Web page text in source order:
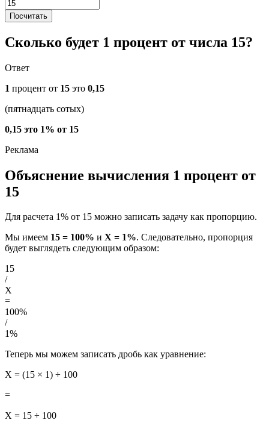
Посчитать
Сколько будет 1 процент от числа 15?
Ответ
1 процент от 15 это 0,15
(пятнадцать сотых)
0,15 это 1% от 15
Объяснение вычисления 1 процент от
15
Для расчета 1% от 15 можно записать задачу как пропорцию.
Мы имеем 15 = 100% и X = 1%. Следовательно, пропорция
будет выглядеть следующим образом:
15
/
X
=
100%
/
1%
Теперь мы можем записать дробь как уравнение:
X = (15 × 1) ÷ 100
=
X = 15 ÷ 100